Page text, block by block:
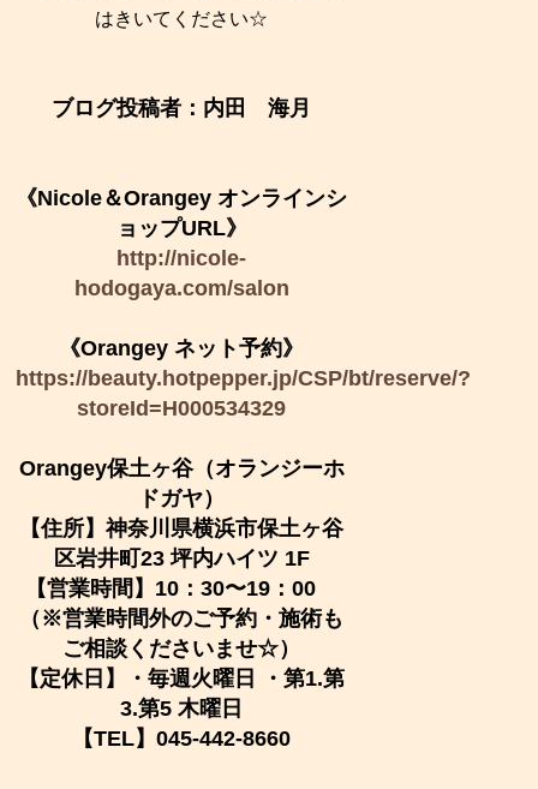
はきいてください☆
ブログ投稿者：内田 海月
《Nicole＆Orangey オンラインシ
ョップURL》
http://nicole-
hodogaya.com/salon
《Orangey ネット予約》
https://beauty.hotpepper.jp/CSP/bt/reserve/?
storeId=H000534329
Orangey保土ヶ谷（オランジーホ
ドガヤ）
【住所】神奈川県横浜市保土ヶ谷
区岩井町23 坪内ハイツ 1F
【営業時間】10：30〜19：00
（※営業時間外のご予約・施術も
ご相談くださいませ☆）
【定休日】・毎週火曜日 ・第1.第
3.第5 木曜日
【TEL】045-442-8660